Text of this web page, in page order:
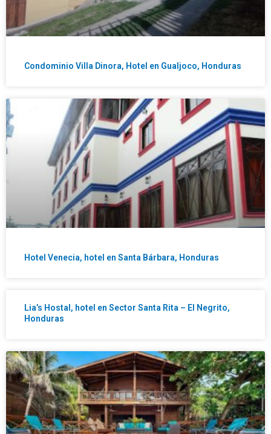
Condominio Villa Dinora, Hotel en Gualjoco, Honduras
Hotel Venecia, hotel en Santa Bárbara, Honduras
Lia’s Hostal, hotel en Sector Santa Rita – El Negrito,
Honduras